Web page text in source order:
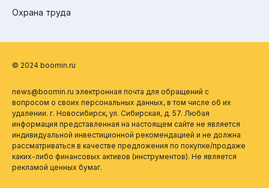
Охрана труда
© 2024 boomin.ru
news@boomin.ru электронная почта для обращений с
вопросом о своих персональных данных, в том числе об их
удалении. г. Новосибирск, ул. Сибирская, д. 57. Любая
информация представленная на настоящем сайте не является
индивидуальной инвестиционной рекомендацией и не должна
рассматриваться в качестве предложения по покупке/продаже
каких-либо финансовых активов (инструментов). Не является
рекламой ценных бумаг.